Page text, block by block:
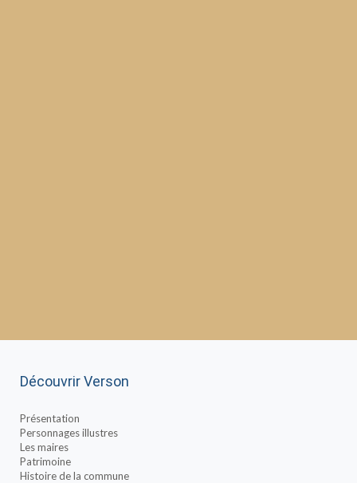
Découvrir Verson
Présentation
Personnages illustres
Les maires
Patrimoine
Histoire de la commune